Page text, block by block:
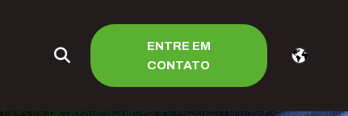
ENTRE EM
CONTATO